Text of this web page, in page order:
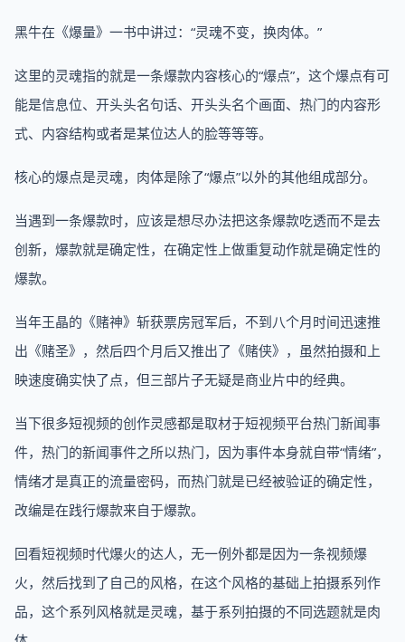
黑牛在《爆量》一书中讲过：“灵魂不变，换肉体。”
这里的灵魂指的就是一条爆款内容核心的“爆点”，这个爆点有可
能是信息位、开头头名句话、开头头名个画面、热门的内容形
式、内容结构或者是某位达人的脸等等等。
核心的爆点是灵魂，肉体是除了“爆点”以外的其他组成部分。
当遇到一条爆款时，应该是想尽办法把这条爆款吃透而不是去
创新，爆款就是确定性，在确定性上做重复动作就是确定性的
爆款。
当年王晶的《赌神》斩获票房冠军后，不到八个月时间迅速推
出《赌圣》，然后四个月后又推出了《赌侠》，虽然拍摄和上
映速度确实快了点，但三部片子无疑是商业片中的经典。
当下很多短视频的创作灵感都是取材于短视频平台热门新闻事
件，热门的新闻事件之所以热门，因为事件本身就自带“情绪”，
情绪才是真正的流量密码，而热门就是已经被验证的确定性，
改编是在践行爆款来自于爆款。
回看短视频时代爆火的达人，无一例外都是因为一条视频爆
火，然后找到了自己的风格，在这个风格的基础上拍摄系列作
品，这个系列风格就是灵魂，基于系列拍摄的不同选题就是肉